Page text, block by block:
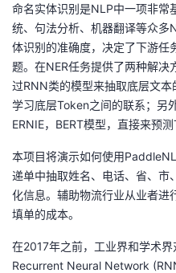
播
活
动
的
关
注
我
的
开
者
学
堂
我
的
Programs
我
的
支
持
我
命名实体识别是NLP中一项非常
统、句法分析、机器翻译等众多
体识别的准确度，决定了下游任
题。在NER任务提供了两种解决
过RNN类的模型来抽取底层文
学习底层Token之间的联系；另
ERNIE，BERT模型，直接来预测
本项目将演示如何使用
递单中抽取姓名、电话、省、市
化信息。辅助物流行业从业者进
填单的成本。
在2017年之前，工业界和学术
Recurrent Neural Network